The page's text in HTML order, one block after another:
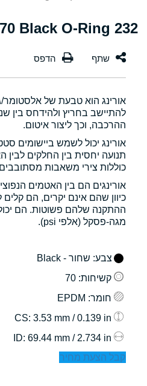
232 EPDM 70 Black O-Ring
אורינג הוא טבעת של
להתיישב בחריץ ולהידחס בין
ההרכבה, וכך ליצור איטום.
אורינג יכול לשמש ביישומים
תנועה יחסית בין החלקים לבין
כוללות צירי משאבות מסתובבים
אורינגים הם בין האטמים
כיוון שהם אינם יקרים, הם קלים
ההתקנה שלהם פשוטות. הם
מגה-פסקל (אלפי psi).
צבע: שחור - Black
קשיחות: 70
חומר: EPDM
: 3.53 mm / 0.139 in
: 69.44 mm / 2.734 in
קבל הצעת מחיר